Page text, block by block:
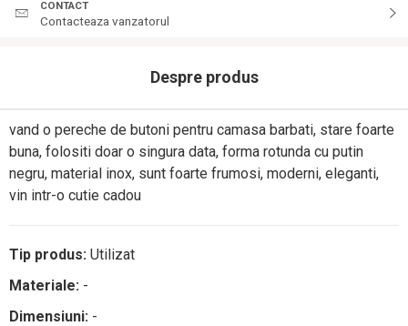
CONTACT
Contacteaza vanzatorul
Despre produs
vand o pereche de butoni pentru camasa barbati, stare foarte
buna, folositi doar o singura data, forma rotunda cu putin
negru, material inox, sunt foarte frumosi, moderni, eleganti,
vin intr-o cutie cadou
Tip produs: Utilizat
Materiale: -
Dimensiuni: -